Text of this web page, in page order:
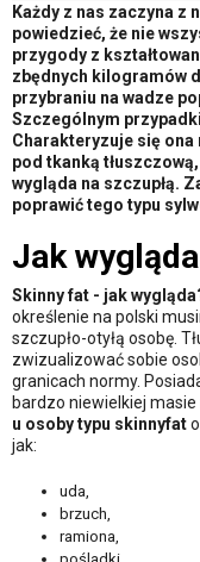
Każdy z nas zaczyna z
powiedzieć, że nie
przygody z
zbędnych kilogramów
przybraniu na wadze
Szczególnym
Charakteryzuje się ona
pod tkanką
wygląda na szczupłą.
poprawić tego typu
Jak
Skinny fat - jak
określenie na polski
szczupło-otyłą osobę.
zwizualizować sobie
granicach normy.
bardzo niewielkiej masie
u osoby typu skinnyfat
jak:
uda,
brzuch,
ramiona,